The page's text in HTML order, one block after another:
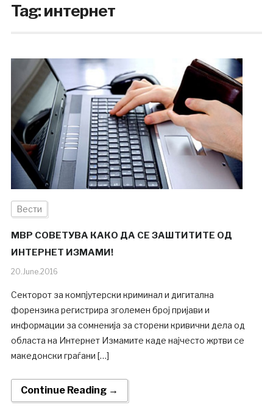
Tag:интернет
Вести
МВР СОВЕТУВА КАКО ДА СЕ ЗАШТИТИТЕ ОД
ИНТЕРНЕТ ИЗМАМИ!
20.June.2016
Секторот за компјутерски криминал и дигитална
форензика регистрира зголемен број пријави и
информации за сомненија за сторени кривични дела од
областа на Интернет Измамите каде најчесто жртви се
македонски граѓани […]
Continue Reading →